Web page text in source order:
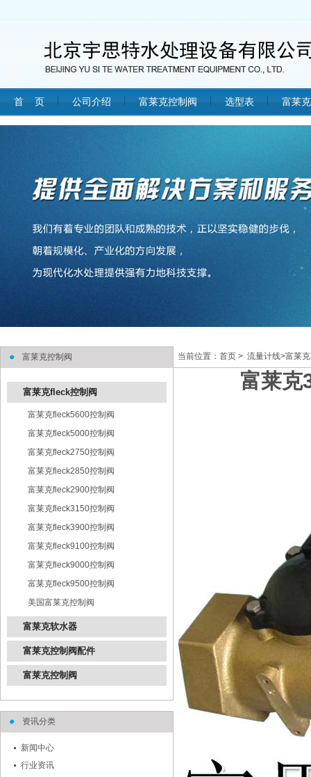
首 页 公司介绍 富莱克控制阀 选型表 富莱
富莱克控制阀
富莱克fleck控制阀
富莱克fleck5600控制阀
富莱克fleck5000控制阀
富莱克fleck2750控制阀
富莱克fleck2850控制阀
富莱克fleck2900控制阀
富莱克fleck3150控制阀
富莱克fleck3900控制阀
富莱克fleck9100控制阀
富莱克fleck9000控制阀
富莱克fleck9500控制阀
美国富莱克控制阀
富莱克软水器
富莱克控制阀配件
富莱克控制阀
资讯分类
新闻中心
行业资讯
当前位置： 首页 > 流量计线>富莱
富莱克